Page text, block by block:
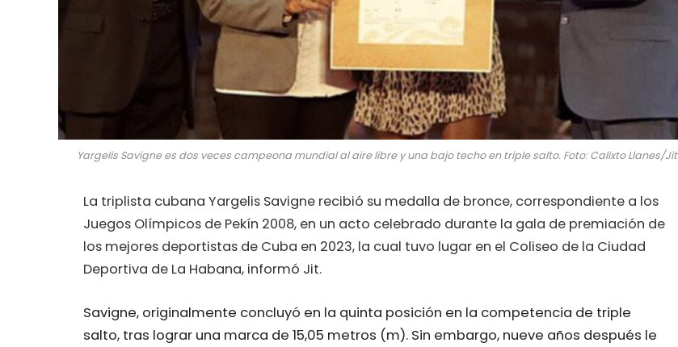
Yargelis Savigne es dos veces campeona mundial al aire libre y una bajo techo en triple salto. Foto: Calixto Llanes/Jit
La triplista cubana Yargelis Savigne recibió su medalla de bronce, correspondiente a los
Juegos Olímpicos de Pekín 2008, en un acto celebrado durante la gala de premiación de
los mejores deportistas de Cuba en 2023, la cual tuvo lugar en el Coliseo de la Ciudad
Deportiva de La Habana, informó Jit.
Savigne, originalmente concluyó en la quinta posición en la competencia de triple
salto, tras lograr una marca de 15,05 metros (m). Sin embargo, nueve años después le